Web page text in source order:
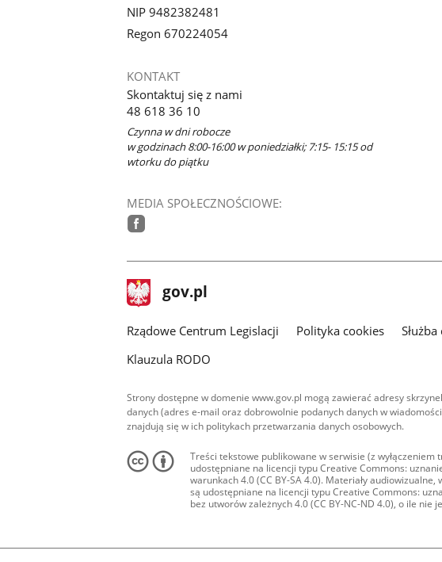
NIP 9482382481
Regon 670224054
KONTAKT
Skontaktuj się z nami
48 618 36 10
Czynna w dni robocze
w godzinach 8:00-16:00 w poniedziałki; 7:15- 15:15 od
wtorku do piątku
MEDIA SPOŁECZNOŚCIOWE:
stopka
gov.pl Strona
gov.pl
Rządowe Centrum Legislacji Polityka cookies
Klauzula RODO
Strony dostępne w domenie www.gov.pl mogą zawierać adresy
danych (adres e-mail oraz dobrowolnie podanych danych w
znajdują się w ich politykach przetwarzania danych osobowych.
Treści tekstowe publikowane w serwisie (z wyłączeniem
udostępniane na licencji typu Creative Commons:
warunkach 4.0 (CC BY-SA 4.0). Materiały
są udostępniane na licencji typu Creative Commons:
bez utworów zależnych 4.0 (CC BY-NC-ND 4.0), o ile nie